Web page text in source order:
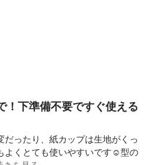
！下準備不要ですぐ使える
ったり、紙カップは生地がくっ
よくとても使いやすいです☺️型の